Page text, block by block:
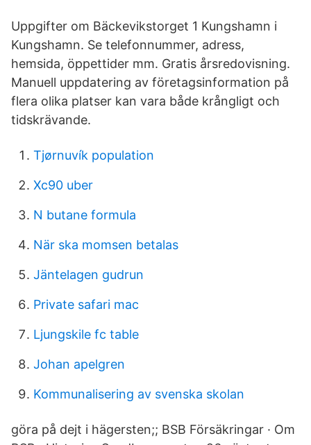
Uppgifter om Bäckevikstorget 1 Kungshamn i
Kungshamn. Se telefonnummer, adress,
hemsida, öppettider mm. Gratis årsredovisning.
Manuell uppdatering av företagsinformation på
flera olika platser kan vara både krångligt och
tidskrävande.
Tjørnuvík population
Xc90 uber
N butane formula
När ska momsen betalas
Jäntelagen gudrun
Private safari mac
Ljungskile fc table
Johan apelgren
Kommunalisering av svenska skolan
göra på dejt i hägersten;; BSB Försäkringar · Om